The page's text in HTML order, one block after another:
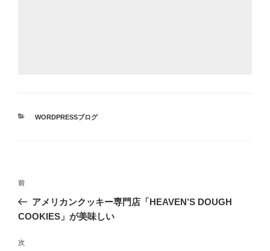
カ
WORDPRESSブログ
投
ナ
ゲ
前
の
投
前
アメリカンクッキー専門店「HEAVEN’S DOUGH
COOKIES」が美味しい
次
次